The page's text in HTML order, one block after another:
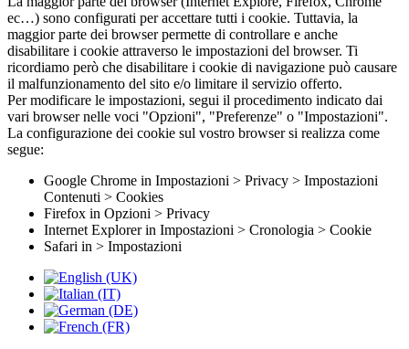
ec…) sono configurati per accettare tutti i cookie. Tuttavia, la
maggior parte dei browser permette di controllare e anche
disabilitare i cookie attraverso le impostazioni del browser. Ti
ricordiamo però che disabilitare i cookie di navigazione può causare
il malfunzionamento del sito e/o limitare il servizio offerto.
Per modificare le impostazioni, segui il procedimento indicato dai
vari browser nelle voci "Opzioni", "Preferenze" o "Impostazioni".
La configurazione dei cookie sul vostro browser si realizza come
segue:
Google Chrome in Impostazioni > Privacy > Impostazioni
Contenuti > Cookies
Firefox in Opzioni > Privacy
Internet Explorer in Impostazioni > Cronologia > Cookie
Safari in > Impostazioni